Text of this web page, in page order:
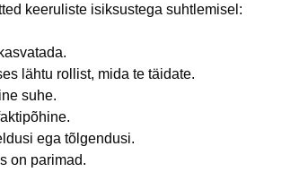
keeruliste isiksustega suhtlemisel:
lähtu rollist, mida te täidate.
suhe.
ega tõlgendusi.
on parimad.